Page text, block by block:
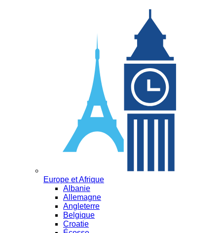
Europe et Afrique
Albanie
Allemagne
Angleterre
Belgique
Croatie